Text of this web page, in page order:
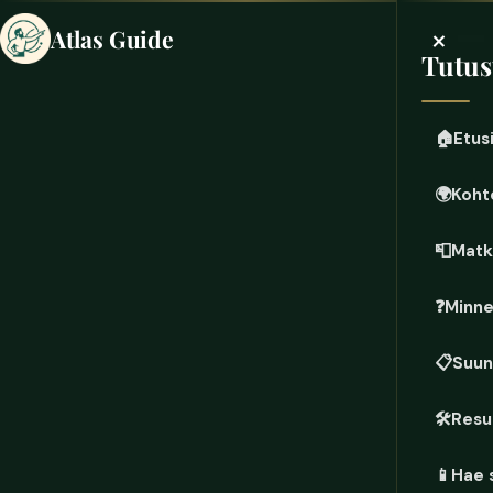
Atlas Guide ×
🏠
🌍
📮
❓
📋
🛠️
📱 Hae